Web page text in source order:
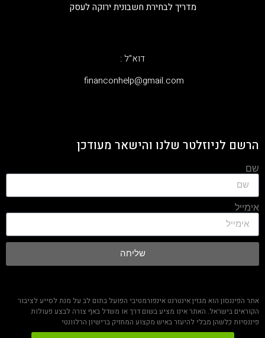
מדריך לבחירת חשבונית ירוקה לעסק
דוא"ל :
‫financonhelp@gmail.com‬
הרשם לניוזלטר שלנו והישאר מעודכן
שם
אימייל
שליחה
אתר הפיננסון הוא מגזין אינטרנט אינפורמטיבי הפועל בתום לב על מנת לסייע לציבור
הקוראים בישראל. האתר אינו מציע בשום דרך או משדל באף צורה לבצע פעולות
פיננסיות כלשהן מבלי להיעזר באיש מקצוע המחזיק ברישיון הרלוונטי